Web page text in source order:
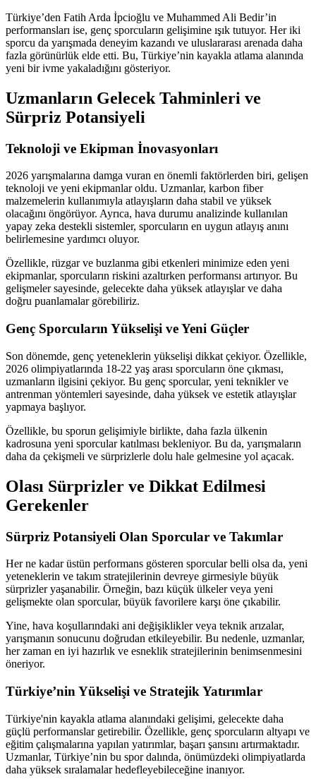
Türkiye’den Fatih Arda İpcioğlu ve Muhammed Ali Bedir’in
performansları ise, genç sporcuların gelişimine ışık tutuyor. Her iki
sporcu da yarışmada deneyim kazandı ve uluslararası arenada daha
fazla görünürlük elde etti. Bu, Türkiye’nin kayakla atlama alanında
yeni bir ivme yakaladığını gösteriyor.
Uzmanların Gelecek Tahminleri ve
Sürpriz Potansiyeli
Teknoloji ve Ekipman İnovasyonları
2026 yarışmalarına damga vuran en önemli faktörlerden biri, gelişen
teknoloji ve yeni ekipmanlar oldu. Uzmanlar, karbon fiber
malzemelerin kullanımıyla atlayışların daha stabil ve yüksek
olacağını öngörüyor. Ayrıca, hava durumu analizinde kullanılan
yapay zeka destekli sistemler, sporcuların en uygun atlayış anını
belirlemesine yardımcı oluyor.
Özellikle, rüzgar ve buzlanma gibi etkenleri minimize eden yeni
ekipmanlar, sporcuların riskini azaltırken performansı artırıyor. Bu
gelişmeler sayesinde, gelecekte daha yüksek atlayışlar ve daha
doğru puanlamalar görebiliriz.
Genç Sporcuların Yükselişi ve Yeni Güçler
Son dönemde, genç yeteneklerin yükselişi dikkat çekiyor. Özellikle,
2026 olimpiyatlarında 18-22 yaş arası sporcuların öne çıkması,
uzmanların ilgisini çekiyor. Bu genç sporcular, yeni teknikler ve
antrenman yöntemleri sayesinde, daha yüksek ve estetik atlayışlar
yapmaya başlıyor.
Özellikle, bu sporun gelişimiyle birlikte, daha fazla ülkenin
kadrosuna yeni sporcular katılması bekleniyor. Bu da, yarışmaların
daha da çekişmeli ve sürprizlerle dolu hale gelmesine yol açacak.
Olası Sürprizler ve Dikkat Edilmesi
Gerekenler
Sürpriz Potansiyeli Olan Sporcular ve Takımlar
Her ne kadar üstün performans gösteren sporcular belli olsa da, yeni
yeteneklerin ve takım stratejilerinin devreye girmesiyle büyük
sürprizler yaşanabilir. Örneğin, bazı küçük ülkeler veya yeni
gelişmekte olan sporcular, büyük favorilere karşı öne çıkabilir.
Yine, hava koşullarındaki ani değişiklikler veya teknik arızalar,
yarışmanın sonucunu doğrudan etkileyebilir. Bu nedenle, uzmanlar,
her zaman en iyi hazırlık ve esneklik stratejilerinin benimsenmesini
öneriyor.
Türkiye’nin Yükselişi ve Stratejik Yatırımlar
Türkiye'nin kayakla atlama alanındaki gelişimi, gelecekte daha
güçlü performanslar getirebilir. Özellikle, genç sporcuların altyapı ve
eğitim çalışmalarına yapılan yatırımlar, başarı şansını artırmaktadır.
Uzmanlar, Türkiye’nin bu spor dalında, önümüzdeki olimpiyatlarda
daha yüksek sıralamalar hedefleyebileceğine inanıyor.